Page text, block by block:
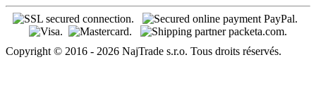
Copyright © 2016 - 2026 NajTrade s.r.o. Tous droits réservés.